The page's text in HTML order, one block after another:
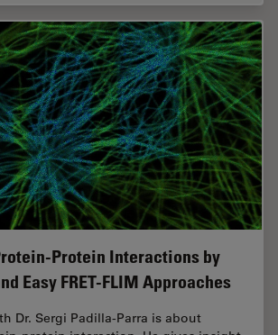
Protein Interactions by
Easy FRET-FLIM Approaches
Dr. Sergi Padilla-Parra is about